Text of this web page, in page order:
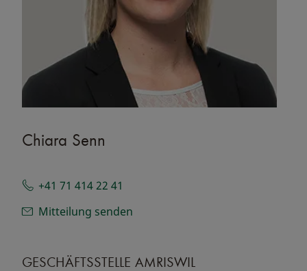
Chiara Senn
+41 71 414 22 41
Mitteilung senden
GESCHÄFTSSTELLE AMRISWIL